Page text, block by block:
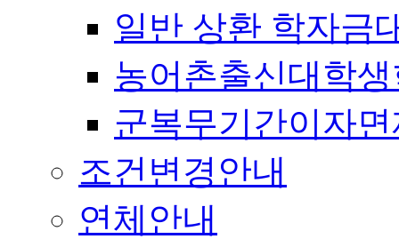
일반 상환 학자금
농어촌출신대학
군복무기간이자
조건변경안내
연체안내